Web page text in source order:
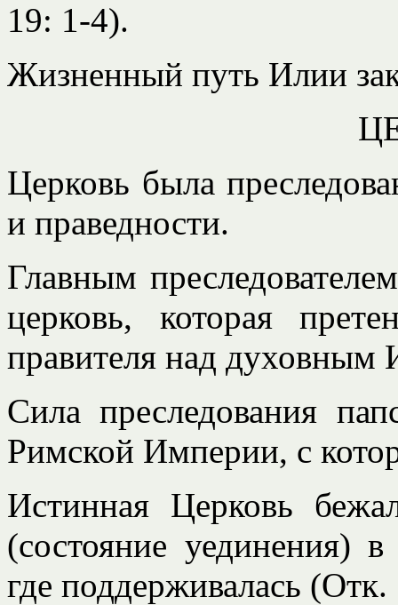
19: 1-4).
Жизненный путь Илии
Церковь была
и праведности.
Главным
церковь, которая
правителя над духовным
Сила преследования
Римской Империи, с
Истинная Церковь
(состояние уединения)
где поддерживалась